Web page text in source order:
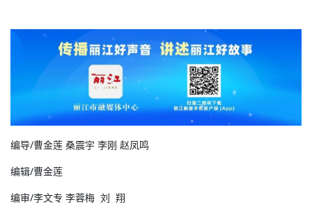
编导/曹金莲 桑震宇 李刚 赵凤鸣
编辑/曹金莲
编审/李文专 李蓉梅 刘 翔